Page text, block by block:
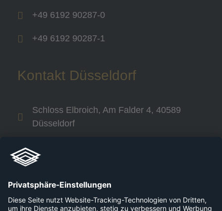
+49 6192 90287-0
+49 6192 90287-1
Kontakt Düsseldorf
Schloss Elbroich, Am Falder 4, 40589
Düsseldorf
Links